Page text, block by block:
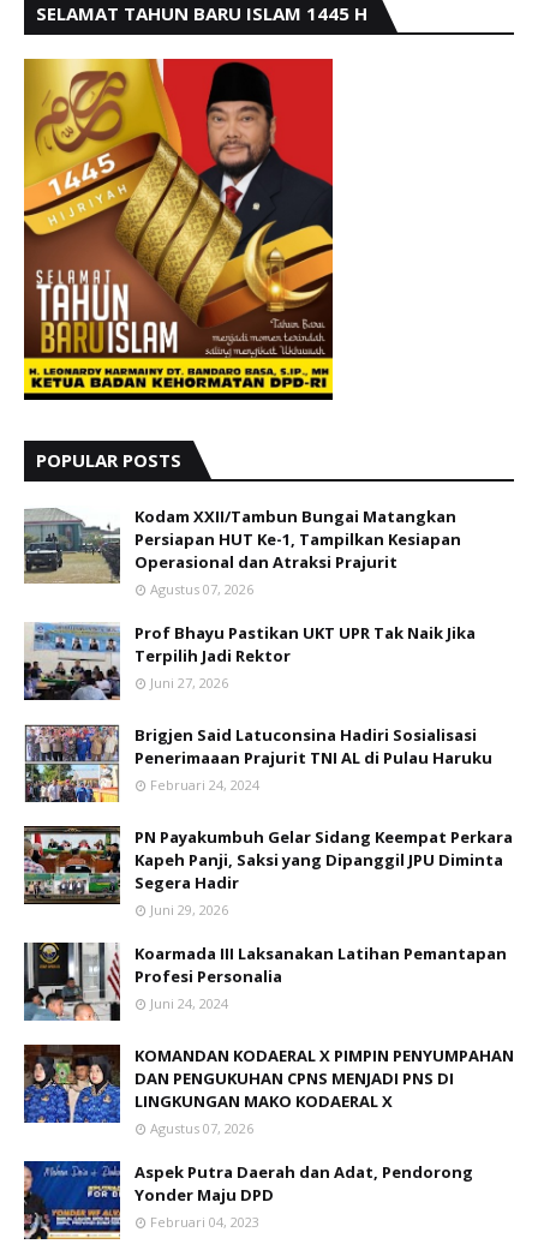
SELAMAT TAHUN BARU ISLAM 1445 H
POPULAR POSTS
Kodam XXII/Tambun Bungai Matangkan
Persiapan HUT Ke-1, Tampilkan Kesiapan
Operasional dan Atraksi Prajurit
Agustus 07, 2026
Prof Bhayu Pastikan UKT UPR Tak Naik Jika
Terpilih Jadi Rektor
Juni 27, 2026
Brigjen Said Latuconsina Hadiri Sosialisasi
Penerimaaan Prajurit TNI AL di Pulau Haruku
Februari 24, 2024
PN Payakumbuh Gelar Sidang Keempat Perkara
Kapeh Panji, Saksi yang Dipanggil JPU Diminta
Segera Hadir
Juni 29, 2026
Koarmada III Laksanakan Latihan Pemantapan
Profesi Personalia
Juni 24, 2024
KOMANDAN KODAERAL X PIMPIN PENYUMPAHAN
DAN PENGUKUHAN CPNS MENJADI PNS DI
LINGKUNGAN MAKO KODAERAL X
Agustus 07, 2026
Aspek Putra Daerah dan Adat, Pendorong
Yonder Maju DPD
Februari 04, 2023